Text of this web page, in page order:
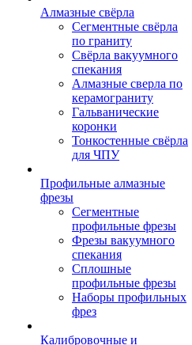
Алмазные свёрла
Сегментные свёрла
по граниту
Свёрла вакуумного
спекания
Алмазные сверла по
керамограниту
Гальванические
коронки
Тонкостенные свёрла
для ЧПУ
Профильные алмазные
фрезы
Сегментные
профильные фрезы
Фрезы вакуумного
спекания
Сплошные
профильные фрезы
Наборы профильных
фрез
Калибровочные и